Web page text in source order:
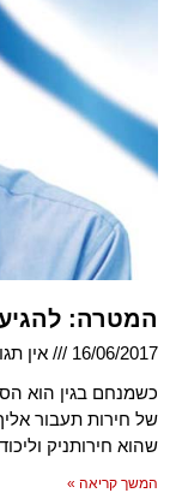
המטרה:
16/06/2017
אין
כשמנחם בגין הוא
של חירות תעבור
שהוא חירותניק
המשך קריאה »